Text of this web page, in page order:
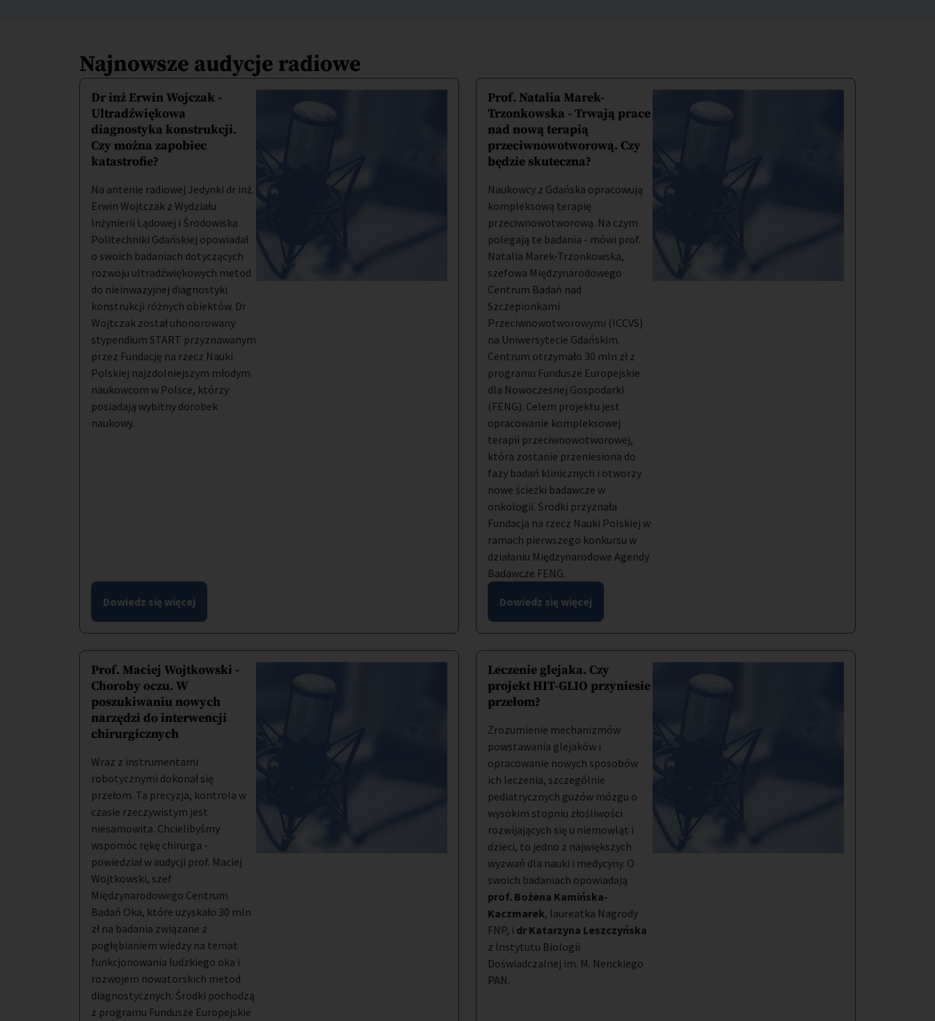
Najnowsze audycje radiowe
Dr inż Erwin Wojczak -
Ultradźwiękowa
diagnostyka konstrukcji.
Czy można zapobiec
katastrofie?
Na antenie radiowej Jedynki dr inż.
Erwin Wojtczak z Wydziału
Inżynierii Lądowej i Środowiska
Politechniki Gdańskiej opowiadał
o swoich badaniach dotyczących
rozwoju ultradźwiękowych metod
do nieinwazyjnej diagnostyki
konstrukcji różnych obiektów. Dr
Wojtczak został uhonorowany
stypendium START przyznawanym
przez Fundację na rzecz Nauki
Polskiej najzdolniejszym młodym
naukowcom w Polsce, którzy
posiadają wybitny dorobek
naukowy.
Dowiedz się więcej
Prof. Natalia Marek-
Trzonkowska - Trwają prace
nad nową terapią
przeciwnowotworową. Czy
będzie skuteczna?
Naukowcy z Gdańska opracowują
kompleksową terapię
przeciwnowotworową. Na czym
polegają te badania - mówi prof.
Natalia Marek-Trzonkowska,
szefowa Międzynarodowego
Centrum Badań nad
Szczepionkami
Przeciwnowotworowymi (ICCVS)
na Uniwersytecie Gdańskim.
Centrum otrzymało 30 mln zł z
programu Fundusze Europejskie
dla Nowoczesnej Gospodarki
(FENG). Celem projektu jest
opracowanie kompleksowej
terapii przeciwnowotworowej,
która zostanie przeniesiona do
fazy badań klinicznych i otworzy
nowe ścieżki badawcze w
onkologii. Środki przyznała
Fundacja na rzecz Nauki Polskiej w
ramach pierwszego konkursu w
działaniu Międzynarodowe Agendy
Badawcze FENG.
Dowiedz się więcej
Prof. Maciej Wojtkowski -
Choroby oczu. W
poszukiwaniu nowych
narzędzi do interwencji
chirurgicznych
Wraz z instrumentami
robotycznymi dokonał się
przełom. Ta precyzja, kontrola w
czasie rzeczywistym jest
niesamowita. Chcielibyśmy
wspomóc rękę chirurga -
powiedział w audycji prof. Maciej
Wojtkowski, szef
Międzynarodowego Centrum
Badań Oka, które uzyskało 30 mln
zł na badania związane z
pogłębianiem wiedzy na temat
funkcjonowania ludzkiego oka i
rozwojem nowatorskich metod
diagnostycznych. Środki pochodzą
z programu Fundusze Europejskie
Leczenie glejaka. Czy
projekt HIT-GLIO przyniesie
przełom?
Zrozumienie mechanizmów
powstawania glejaków i
opracowanie nowych sposobów
ich leczenia, szczególnie
pediatrycznych guzów mózgu o
wysokim stopniu złośliwości
rozwijających się u niemowląt i
dzieci, to jedno z największych
wyzwań dla nauki i medycyny. O
swoich badaniach opowiadają
prof. Bożena Kamińska-
Kaczmarek, laureatka Nagrody
FNP, i dr Katarzyna Leszczyńska
z Instytutu Biologii
Doświadczalnej im. M. Nenckiego
PAN.